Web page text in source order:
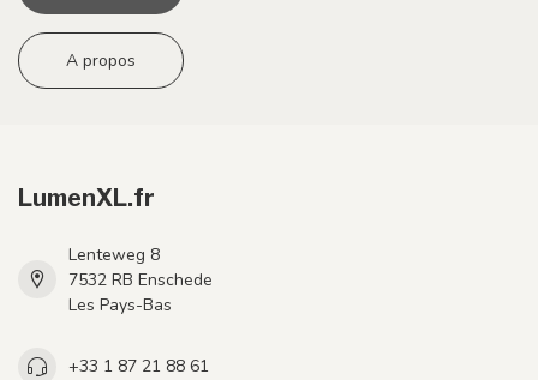
A propos
LumenXL.fr
Lenteweg 8
7532 RB Enschede
Les Pays-Bas
+33 1 87 21 88 61